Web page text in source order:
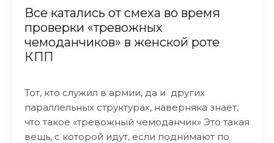
Все катались от смеха во время
проверки «тревожных
чемоданчиков» в женской роте
КПП
Тот, кто служил в армии, да и других
параллельных структурах, наверняка знает,
что такое «тревожный чемоданчик» Это такая
вещь, с которой идут, если поднимают по